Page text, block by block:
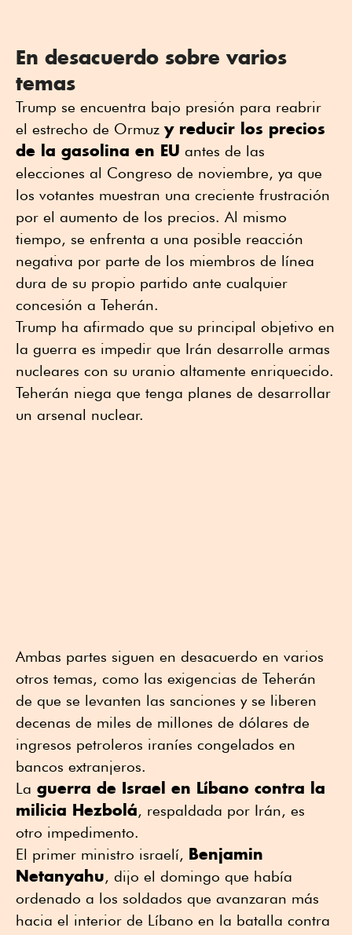
En desacuerdo sobre ⁠varios
temas
Trump se encuentra bajo presión para reabrir
el estrecho de Ormuz y ⁠reducir los precios
de la gasolina en EU antes de las
elecciones al Congreso de noviembre, ya que
los votantes muestran una creciente frustración
por el aumento de los precios. Al mismo
tiempo, se ⁠enfrenta a una posible reacción
negativa por parte de los miembros de línea
dura de su propio partido ante cualquier
concesión a Teherán.
Trump ha afirmado que su principal objetivo en
la guerra es impedir que Irán desarrolle armas
nucleares con su uranio altamente enriquecido.
Teherán niega que tenga planes de desarrollar
un arsenal nuclear.
Ambas partes siguen en desacuerdo en varios
otros temas, como las exigencias de Teherán
de que se levanten las sanciones y se liberen
decenas de miles de millones de dólares de
ingresos petroleros iraníes congelados en
bancos extranjeros.
La guerra de Israel en Líbano contra la
milicia Hezbolá, respaldada por Irán, es
otro impedimento.
El primer ministro israelí, Benjamin
Netanyahu, dijo el domingo que había
ordenado a los soldados que avanzaran más
hacia el interior de Líbano en la batalla contra